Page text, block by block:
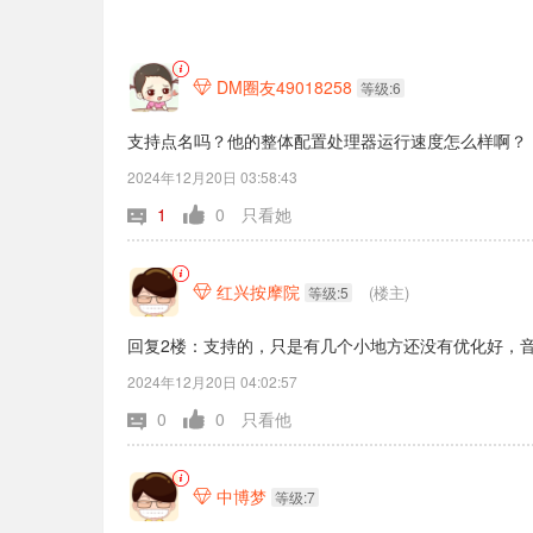
 DM圈友49018258 等级:6
支持点名吗？他的整体配置处理器运行速度怎么样啊？
2024年12月20日 03:58:43
1 0 只看她
 红兴按摩院 等级:5 (楼主)
回复2楼：支持的，只是有几个小地方还没有优化好，
2024年12月20日 04:02:57
0 0 只看他
 中博梦 等级:7